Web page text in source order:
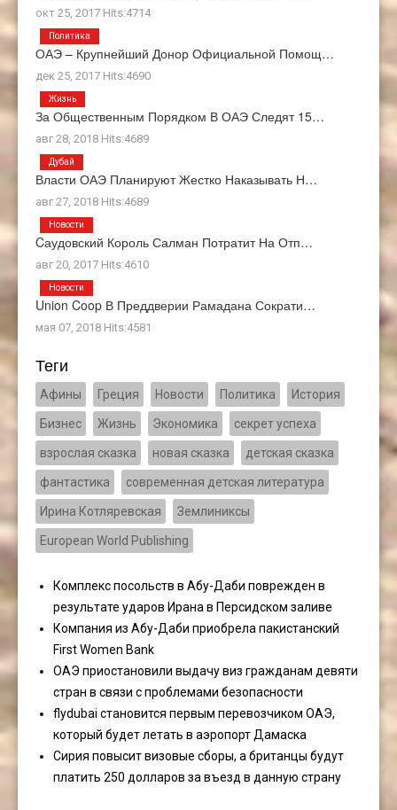
окт 25, 2017 Hits:4714
ОАЭ – Крупнейший Донор Официальной Помощ…
дек 25, 2017 Hits:4690
Политика
За Общественным Порядком В ОАЭ Следят 15…
авг 28, 2018 Hits:4689
Жизнь
Власти ОАЭ Планируют Жестко Наказывать Н…
авг 27, 2018 Hits:4689
Дубай
Cаудовский Король Салман Потратит На Отп…
авг 20, 2017 Hits:4610
Новости
Union Coop В Преддверии Рамадана Сократи…
мая 07, 2018 Hits:4581
Новости
Теги
Афины Греция Новости Политика История
Бизнес Жизнь Экономика секрет успеха
взрослая сказка новая сказка детская сказка
фантастика современная детская литература
Ирина Котляревская Землиниксы
European World Publishing
Комплекс посольств в Абу-Даби поврежден в
результате ударов Ирана в Персидском заливе
Компания из Абу-Даби приобрела пакистанский
First Women Bank
ОАЭ приостановили выдачу виз гражданам девяти
стран в связи с проблемами безопасности
flydubai становится первым перевозчиком ОАЭ,
который будет летать в аэропорт Дамаска
Сирия повысит визовые сборы, а британцы будут
платить 250 долларов за въезд в данную страну